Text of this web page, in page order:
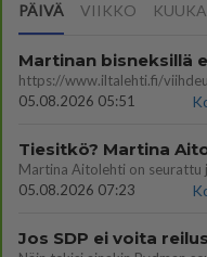
PÄIVÄ VIIKKO
Martinan bisneksillä
05.08.2026 05:51
05.08.2026 07:23